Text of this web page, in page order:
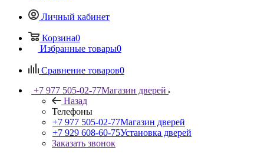
Личный кабинет
Корзина0
Избранные товары0
Сравнение товаров0
+7 977 505-02-77Магазин дверей
Назад
Телефоны
+7 977 505-02-77Магазин дверей
+7 929 608-60-75Установка дверей
Заказать звонок